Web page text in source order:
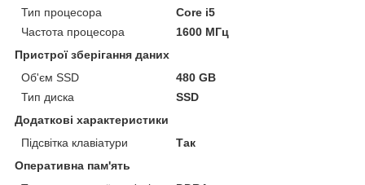
Тип процесора
Core i5
Частота процесора
1600 МГц
Пристрої зберігання даних
Об'єм SSD
480 GB
Тип диска
SSD
Додаткові характеристики
Підсвітка клавіатури
Так
Оперативна пам'ять